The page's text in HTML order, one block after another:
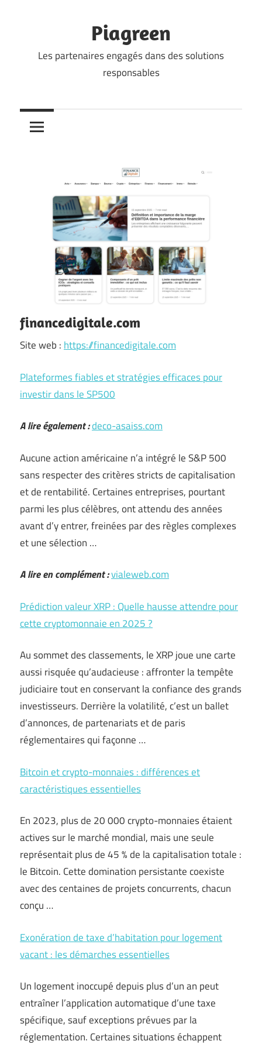
Piagreen
Les partenaires engagés dans des solutions
responsables
financedigitale.com
Site web : https://financedigitale.com
Plateformes fiables et stratégies efficaces pour
investir dans le SP500
A lire également :deco-asaiss.com
Aucune action américaine n’a intégré le S&P 500
sans respecter des critères stricts de capitalisation
et de rentabilité. Certaines entreprises, pourtant
parmi les plus célèbres, ont attendu des années
avant d’y entrer, freinées par des règles complexes
et une sélection …
A lire en complément :vialeweb.com
Prédiction valeur XRP : Quelle hausse attendre pour
cette cryptomonnaie en 2025 ?
Au sommet des classements, le XRP joue une carte
aussi risquée qu’audacieuse : affronter la tempête
judiciaire tout en conservant la confiance des grands
investisseurs. Derrière la volatilité, c’est un ballet
d’annonces, de partenariats et de paris
réglementaires qui façonne …
Bitcoin et crypto-monnaies : différences et
caractéristiques essentielles
En 2023, plus de 20 000 crypto-monnaies étaient
actives sur le marché mondial, mais une seule
représentait plus de 45 % de la capitalisation totale :
le Bitcoin. Cette domination persistante coexiste
avec des centaines de projets concurrents, chacun
conçu …
Exonération de taxe d’habitation pour logement
vacant : les démarches essentielles
Un logement inoccupé depuis plus d’un an peut
entraîner l’application automatique d’une taxe
spécifique, sauf exceptions prévues par la
réglementation. Certaines situations échappent